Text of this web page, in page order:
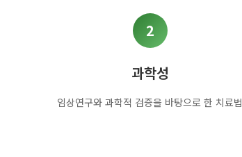
2
과학성
임상연구와 과학적 검증을 바탕으로 한 치료법